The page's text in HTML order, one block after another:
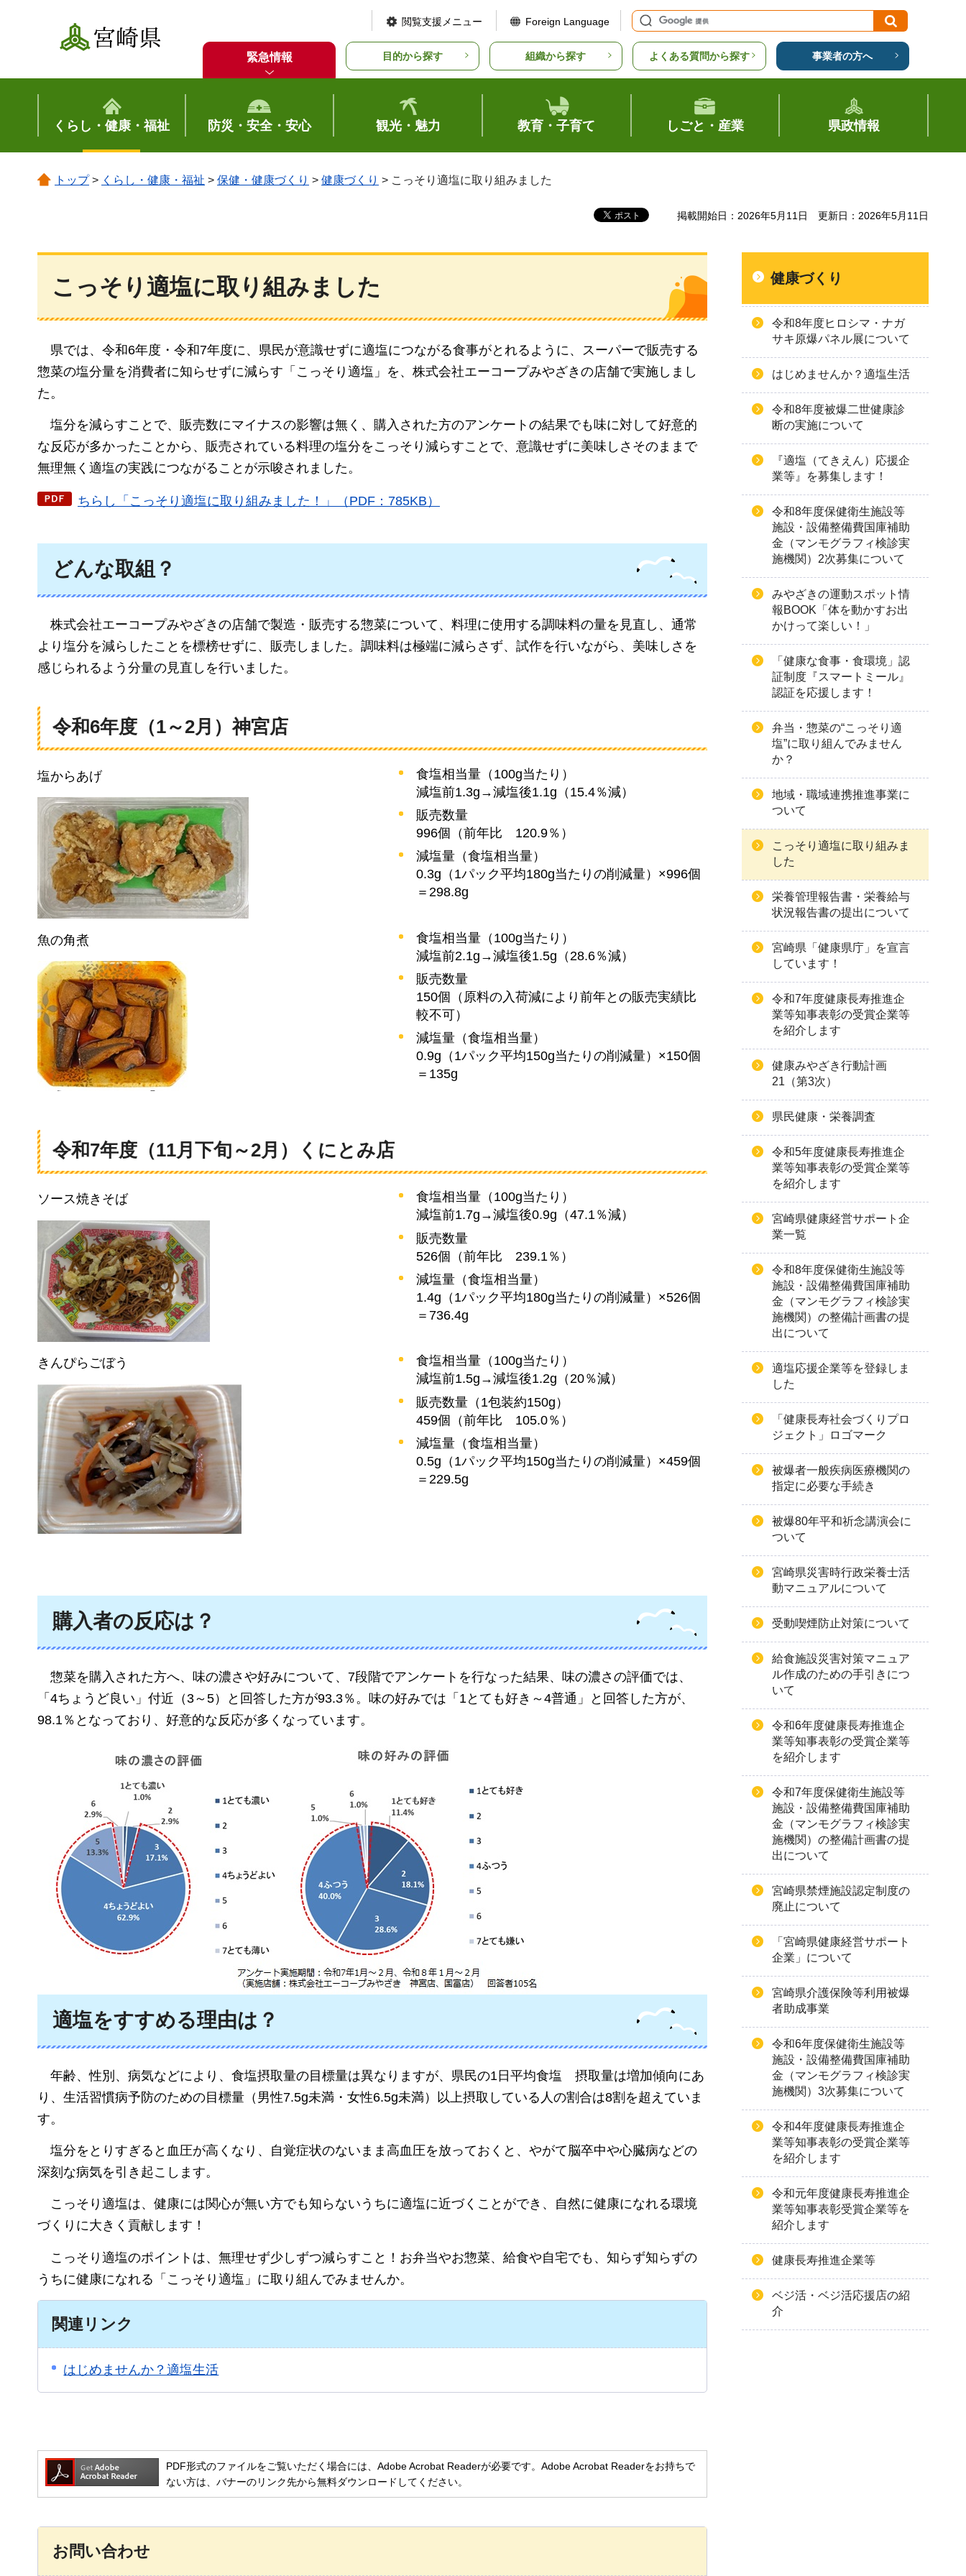
宮崎県
閲覧支援メニュー Foreign Language
緊急情報 目的から探す 組織から探す よくある質問から探す 事業者の方へ
くらし・健康・福祉 防災・安全・安心 観光・魅力 教育・子育て しごと・産業 県政情報
トップ> くらし・健康・福祉 > 保健・健康づくり > 健康づくり > こっそり適塩に取り組みました
掲載開始日：2026年5月11日 更新日：2026年5月11日
こっそり適塩に取り組みました
県では、令和6年度・令和7年度に、県民が意識せずに適塩につながる食事がとれるように、スーパーで販売する
惣菜の塩分量を消費者に知らせずに減らす「こっそり適塩」を、株式会社エーコープみやざきの店舗で実施しまし
た。
塩分を減らすことで、販売数にマイナスの影響は無く、購入された方のアンケートの結果でも味に対して好意的
な反応が多かったことから、販売されている料理の塩分をこっそり減らすことで、意識せずに美味しさそのままで
無理無く適塩の実践につながることが示唆されました。
ちらし「こっそり適塩に取り組みました！」（PDF：785KB）
どんな取組？
株式会社エーコープみやざきの店舗で製造・販売する惣菜について、料理に使用する調味料の量を見直し、通常
より塩分を減らしたことを標榜せずに、販売しました。調味料は極端に減らさず、試作を行いながら、美味しさを
感じられるよう分量の見直しを行いました。
令和6年度（1～2月）神宮店
塩からあげ
食塩相当量（100g当たり）
減塩前1.3g→減塩後1.1g（15.4％減）
販売数量
996個（前年比
120.9％ ）
減塩量（食塩相当量）
0.3g（1パック平均180g当たりの削減量）×996個
＝298.8g
魚の角煮
食塩相当量（100g当たり）
減塩前2.1g→減塩後1.5g（28.6％減）
販売数量
150個（原料の入荷減により前年との販売実績比
較不可）
減塩量（食塩相当量）
0.9g（1パック平均150g当たりの削減量）×150個
＝135g
令和7年度（11月下旬～2月）くにとみ店
ソース焼きそば
食塩相当量（100g当たり）
減塩前1.7g→減塩後0.9g（47.1％減）
販売数量
526個（前年比
239.1％ ）
減塩量（食塩相当量）
1.4g（1パック平均180g当たりの削減量）×526個
＝736.4g
きんぴらごぼう
食塩相当量（100g当たり）
減塩前1.5g→減塩後1.2g（20％減）
販売数量（1包装約150g）
459個（前年比
105.0％ ）
減塩量（食塩相当量）
0.5g（1パック平均150g当たりの削減量）×459個
＝229.5g
購入者の反応は？
惣菜を購入された方へ、味の濃さや好みについて、7段階でアンケートを行なった結果、味の濃さの評価では、
「4ちょうど良い」付近（3～5）と回答した方が93.3％。味の好みでは「1とても好き～4普通」と回答した方が、
98.1％となっており、好意的な反応が多くなっています。
適塩をすすめる理由は？
年齢、性別、病気などにより、食塩摂取量の目標量は異なりますが、県民の1日平均食塩 摂取量は増加傾向にあ
り、生活習慣病予防のための目標量（男性7.5g未満・女性6.5g未満）以上摂取している人の割合は8割を超えていま
す。
塩分をとりすぎると血圧が高くなり、自覚症状のないまま高血圧を放っておくと、やがて脳卒中や心臓病などの
深刻な病気を引き起こします。
こっそり適塩は、健康には関心が無い方でも知らないうちに適塩に近づくことができ、自然に健康になれる環境
づくりに大きく貢献します！
こっそり適塩のポイントは、無理せず少しずつ減らすこと！お弁当やお惣菜、給食や自宅でも、知らず知らずの
うちに健康になれる「こっそり適塩」に取り組んでみませんか。
関連リンク
はじめませんか？適塩生活
PDF形式のファイルをご覧いただく場合には、Adobe Acrobat Readerが必要です。Adobe Acrobat Readerをお持ちで
ない方は、バナーのリンク先から無料ダウンロードしてください。
お問い合わせ
健康づくり
令和8年度ヒロシマ・ナガ
サキ原爆パネル展について
はじめませんか？適塩生活
令和8年度被爆二世健康診
断の実施について
『適塩（てきえん）応援企
業等』を募集します！
令和8年度保健衛生施設等
施設・設備整備費国庫補助
金（マンモグラフィ検診実
施機関）2次募集について
みやざきの運動スポット情
報BOOK「体を動かすお出
かけって楽しい！」
「健康な食事・食環境」認
証制度『スマートミール』
認証を応援します！
弁当・惣菜の“こっそり適
塩”に取り組んでみません
か？
地域・職域連携推進事業に
ついて
こっそり適塩に取り組みま
した
栄養管理報告書・栄養給与
状況報告書の提出について
宮崎県「健康県庁」を宣言
しています！
令和7年度健康長寿推進企
業等知事表彰の受賞企業等
を紹介します
健康みやざき行動計画
21（第3次）
県民健康・栄養調査
令和5年度健康長寿推進企
業等知事表彰の受賞企業等
を紹介します
宮崎県健康経営サポート企
業一覧
令和8年度保健衛生施設等
施設・設備整備費国庫補助
金（マンモグラフィ検診実
施機関）の整備計画書の提
出について
適塩応援企業等を登録しま
した
「健康長寿社会づくりプロ
ジェクト」ロゴマーク
被爆者一般疾病医療機関の
指定に必要な手続き
被爆80年平和祈念講演会に
ついて
宮崎県災害時行政栄養士活
動マニュアルについて
受動喫煙防止対策について
給食施設災害対策マニュア
ル作成のための手引きにつ
いて
令和6年度健康長寿推進企
業等知事表彰の受賞企業等
を紹介します
令和7年度保健衛生施設等
施設・設備整備費国庫補助
金（マンモグラフィ検診実
施機関）の整備計画書の提
出について
宮崎県禁煙施設認定制度の
廃止について
「宮崎県健康経営サポート
企業」について
宮崎県介護保険等利用被爆
者助成事業
令和6年度保健衛生施設等
施設・設備整備費国庫補助
金（マンモグラフィ検診実
施機関）3次募集について
令和4年度健康長寿推進企
業等知事表彰の受賞企業等
を紹介します
令和元年度健康長寿推進企
業等知事表彰受賞企業等を
紹介します
健康長寿推進企業等
ベジ活・ベジ活応援店の紹
介